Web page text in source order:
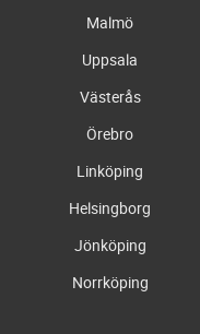
Malmö
Uppsala
Västerås
Örebro
Linköping
Helsingborg
Jönköping
Norrköping